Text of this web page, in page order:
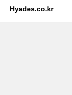
Hyades.co.kr